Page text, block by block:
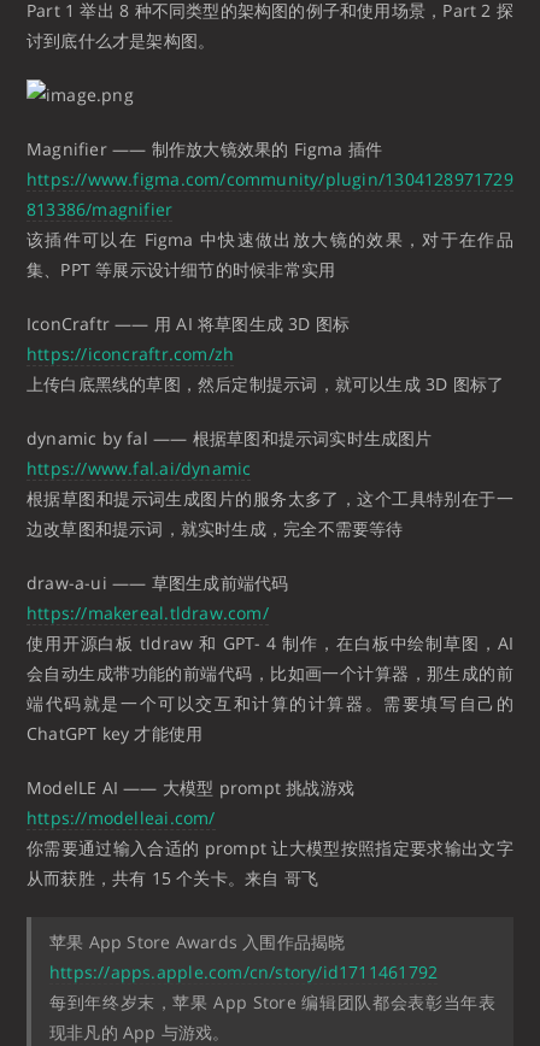
Part 1 举出 8 种不同类型的架构图的例子和使用场景，Part 2 探
讨到底什么才是架构图。
Magnifier —— 制作放大镜效果的 Figma 插件
https://www.figma.com/community/plugin/1304128971729
813386/magnifier
该插件可以在 Figma 中快速做出放大镜的效果，对于在作品
集、PPT 等展示设计细节的时候非常实用
IconCraftr —— 用 AI 将草图生成 3D 图标
https://iconcraftr.com/zh
上传白底黑线的草图，然后定制提示词，就可以生成 3D 图标了
dynamic by fal —— 根据草图和提示词实时生成图片
https://www.fal.ai/dynamic
根据草图和提示词生成图片的服务太多了，这个工具特别在于一
边改草图和提示词，就实时生成，完全不需要等待
draw-a-ui —— 草图生成前端代码
https://makereal.tldraw.com/
使用开源白板 tldraw 和 GPT- 4 制作，在白板中绘制草图，AI
会自动生成带功能的前端代码，比如画一个计算器，那生成的前
端代码就是一个可以交互和计算的计算器。需要填写自己的
ChatGPT key 才能使用
ModelLE AI —— 大模型 prompt 挑战游戏
https://modelleai.com/
你需要通过输入合适的 prompt 让大模型按照指定要求输出文字
从而获胜，共有 15 个关卡。来自 哥飞
苹果 App Store Awards 入围作品揭晓
https://apps.apple.com/cn/story/id1711461792
每到年终岁末，苹果 App Store 编辑团队都会表彰当年表
现非凡的 App 与游戏。